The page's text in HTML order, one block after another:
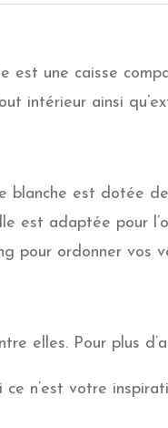
est une caisse
intérieur ainsi
blanche est dotée
est adaptée pour
pour ordonner vos
elles. Pour plus
ce n’est votre